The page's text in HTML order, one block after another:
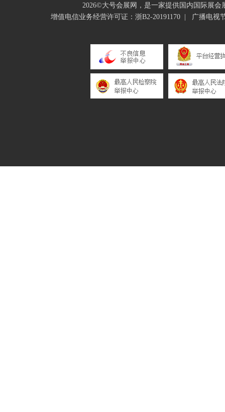
2026©大号会展网，是一家提供国内国际展
增值电信业务经营许可证：浙B2-20191170
广播电视